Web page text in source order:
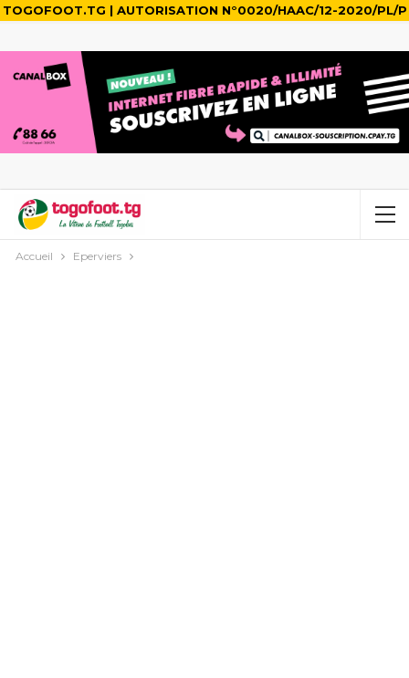
TOGOFOOT.TG | AUTORISATION N°0020/HAAC/12-2020/PL/P
Accueil Eperviers